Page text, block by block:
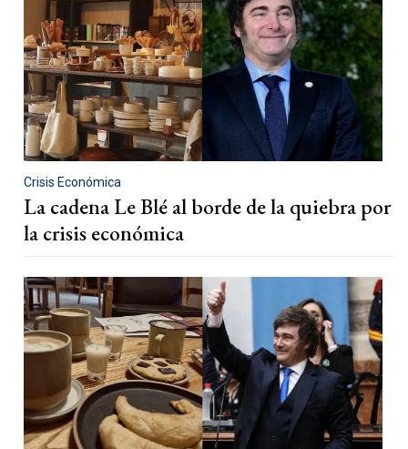
Crisis Económica
La cadena Le Blé al borde de la quiebra por
la crisis económica